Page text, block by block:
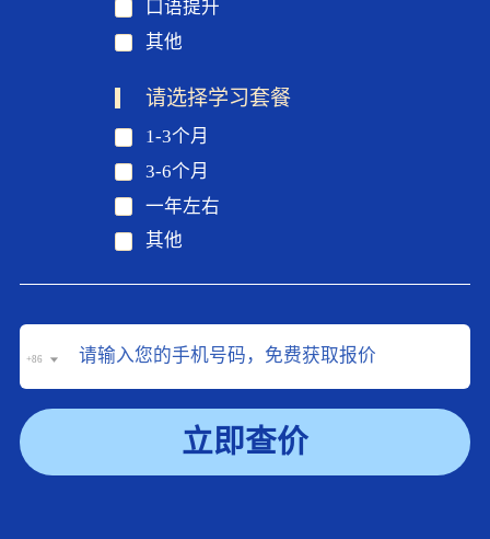
口语提升
其他
请选择学习套餐
1-3个月
3-6个月
一年左右
其他
+86
立即查价